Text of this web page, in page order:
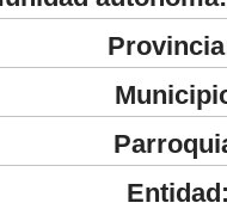
Entidad: